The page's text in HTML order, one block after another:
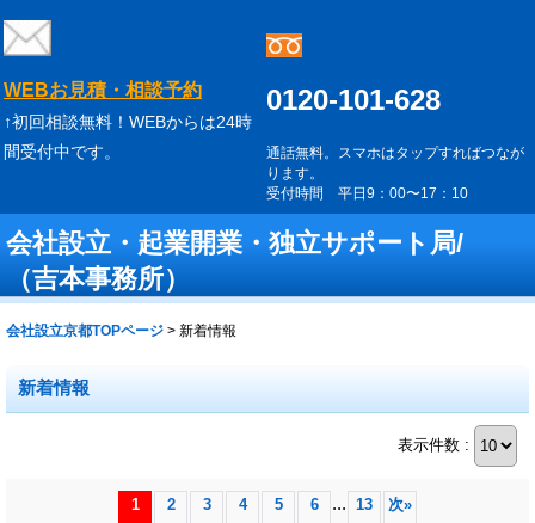
WEBお見積・相談予約
↑初回相談無料！WEBからは24時
間受付中です。
0120-101-628
通話無料。スマホはタップすればつなが
ります。
受付時間 平日9：00〜17：10
会社設立・起業開業・独立サポート局/
（吉本事務所）
会社設立京都TOPページ > 新着情報
新着情報
表示件数 :
1 2 3 4 5 6 ... 13 次»